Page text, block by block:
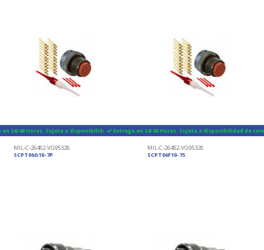
24/48 Horas. Sujeta a disponibilidad de componentes
MIL-C-26482-VG95328
SCPT06G10-7P
Entrega en 24/48 Horas. Sujeta a disponibilidad de
MIL-C-26482-VG95328
SCPT06F10-7S